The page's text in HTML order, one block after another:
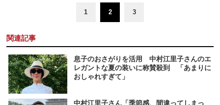
1 2 3
関連記事
息子のおさがりを活用 中村江里子さんのエ
レガントな夏の装いに称賛殺到 「あまりに
おしゃれすぎて」
中村江里子さん「季節感、間違ってしまっ